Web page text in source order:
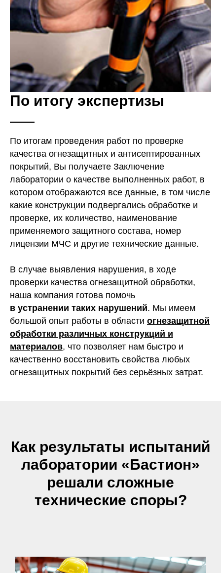
По итогу экспертизы
По итогам проведения работ по проверке
качества огнезащитных и антисептированных
покрытий, Вы получаете Заключение
лаборатории о качестве выполненных работ, в
котором отображаются все данные, в том числе
какие конструкции подвергались обработке и
проверке, их количество, наименование
применяемого защитного состава, номер
лицензии МЧС и другие технические данные.
В случае выявления нарушения, в ходе
проверки качества огнезащитной обработки,
наша компания готова помочь
в устранении таких нарушений. Мы имеем
большой опыт работы в области огнезащитной
обработки различных конструкций и
материалов, что позволяет нам быстро и
качественно восстановить свойства любых
огнезащитных покрытий без серьёзных затрат.
Как результаты испытаний
лаборатории «Бастион»
решали сложные
технические споры?